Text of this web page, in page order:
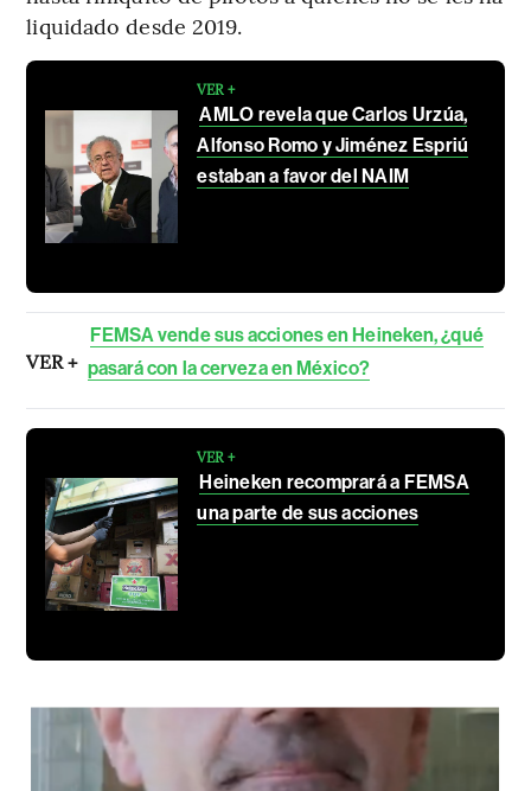
liquidado desde 2019.
VER +
AMLO revela que Carlos Urzúa,
Alfonso Romo y Jiménez Espriú
estaban a favor del NAIM
VER +
FEMSA vende sus acciones en Heineken, ¿qué
pasará con la cerveza en México?
VER +
Heineken recomprará a FEMSA
una parte de sus acciones